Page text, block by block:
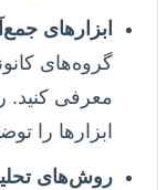
ابزارهای
گروه‌های
ابزارها را
روش‌های